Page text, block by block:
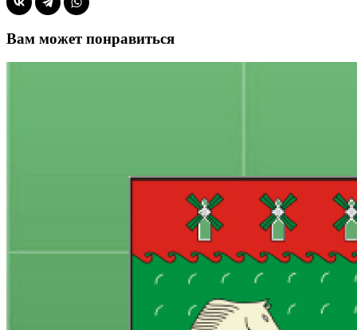
Вам может понравиться